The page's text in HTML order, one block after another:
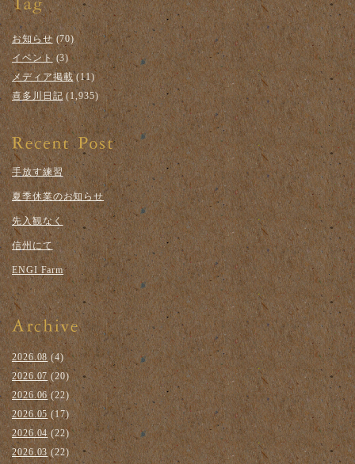
お知らせ(70)
イベント(3)
メディア掲載(11)
喜多川日記 (1,935)
手放す練習
夏季休業のお知らせ
先入観なく
信州にて
ENGI Farm
2026.08 (4)
2026.07(20)
2026.06(22)
2026.05(17)
2026.04(22)
2026.03(22)